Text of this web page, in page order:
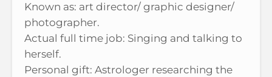
Known as: art director/ graphic designer/
photographer.
Actual full time job: Singing and talking to
herself.
Personal gift: Astrologer researching the